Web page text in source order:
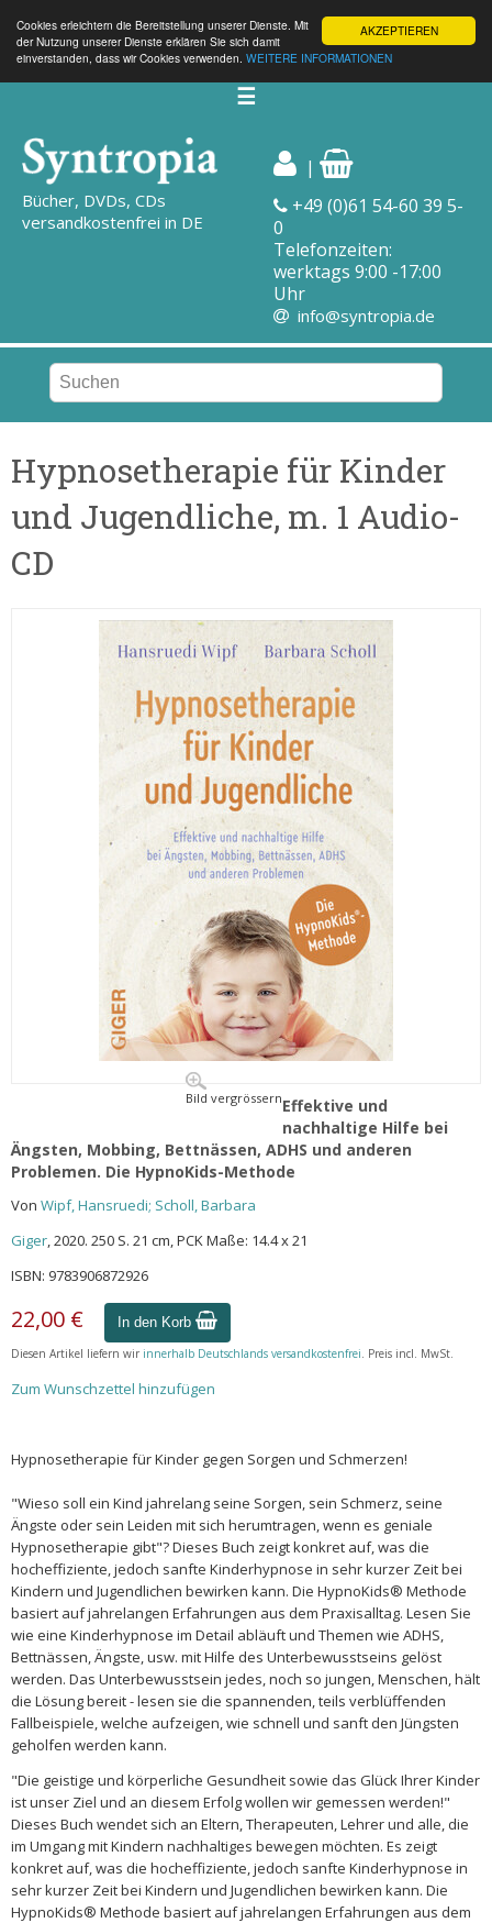
AKZEPTIEREN
Cookies erleichtern die Bereitstellung unserer Dienste. Mit
der Nutzung unserer Dienste erklären Sie sich damit
einverstanden, dass wir Cookies verwenden. WEITERE INFORMATIONEN
☰
Bücher, DVDs, CDs
versandkostenfrei in DE
|
+49 (0)61 54-60 39 5-
0
Telefonzeiten:
werktags 9:00 -17:00
Uhr
info@syntropia.de
Hypnosetherapie für Kinder
und Jugendliche, m. 1 Audio-
CD
Bild vergrössernEffektive und
nachhaltige Hilfe bei
Ängsten, Mobbing, Bettnässen, ADHS und anderen
Problemen. Die HypnoKids-Methode
Von Wipf, Hansruedi; Scholl, Barbara
Giger, 2020. 250 S. 21 cm, PCK Maße: 14.4 x 21
ISBN: 9783906872926
22,00 € In den Korb
Diesen Artikel liefern wir innerhalb Deutschlands versandkostenfrei. Preis incl. MwSt.
Zum Wunschzettel hinzufügen
Hypnosetherapie für Kinder gegen Sorgen und Schmerzen!
"Wieso soll ein Kind jahrelang seine Sorgen, sein Schmerz, seine
Ängste oder sein Leiden mit sich herumtragen, wenn es geniale
Hypnosetherapie gibt"? Dieses Buch zeigt konkret auf, was die
hocheffiziente, jedoch sanfte Kinderhypnose in sehr kurzer Zeit bei
Kindern und Jugendlichen bewirken kann. Die HypnoKids® Methode
basiert auf jahrelangen Erfahrungen aus dem Praxisalltag. Lesen Sie
wie eine Kinderhypnose im Detail abläuft und Themen wie ADHS,
Bettnässen, Ängste, usw. mit Hilfe des Unterbewusstseins gelöst
werden. Das Unterbewusstsein jedes, noch so jungen, Menschen, hält
die Lösung bereit - lesen sie die spannenden, teils verblüffenden
Fallbeispiele, welche aufzeigen, wie schnell und sanft den Jüngsten
geholfen werden kann.
"Die geistige und körperliche Gesundheit sowie das Glück Ihrer Kinder
ist unser Ziel und an diesem Erfolg wollen wir gemessen werden!"
Dieses Buch wendet sich an Eltern, Therapeuten, Lehrer und alle, die
im Umgang mit Kindern nachhaltiges bewegen möchten. Es zeigt
konkret auf, was die hocheffiziente, jedoch sanfte Kinderhypnose in
sehr kurzer Zeit bei Kindern und Jugendlichen bewirken kann. Die
HypnoKids® Methode basiert auf jahrelangen Erfahrungen aus dem